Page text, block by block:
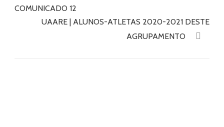
COMUNICADO 12
UAARE | ALUNOS-ATLETAS 2020-2021 DESTE
AGRUPAMENTO